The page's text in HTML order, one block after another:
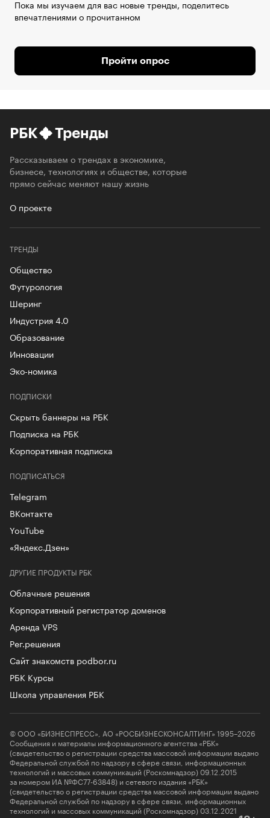
Пока мы изучаем для вас новые тренды, поделитесь
впечатлениями о прочитанном
Пройти опрос
РБК Тренды
Рассказываем о трендах в экономике,
бизнесе, технологиях и обществе, которые
прямо сейчас меняют нашу жизнь
О проекте
ТРЕНДЫ
Общество
Футурология
Шеринг
Индустрия 4.0
Образование
Инновации
Эко-номика
ПОДПИСКИ
Скрыть баннеры на РБК
Подписка на РБК
Корпоративная подписка
ДРУГИЕ ПРОДУКТЫ РБК
Облачные решения
Корпоративный регистратор доменов
Аренда VPS
Рег.решения
Сайт знакомств podbor.ru
РБК Курсы
Школа управления РБК
ПОДПИСАТЬСЯ
Telegram
ВКонтакте
YouTube
«Яндекс.Дзен»
© ООО «БИЗНЕСПРЕСС», АО «РОСБИЗНЕСКОНСАЛТИНГ» 1995–2026
Сообщения и материалы информационного агентства «РБК»
(свидетельство о регистрации средства массовой информации выдано
Федеральной службой по надзору в сфере связи, информационных
технологий и массовых коммуникаций (Роскомнадзор) 09.12.2015
за номером ИА №ФС77-63848) и сетевого издания «РБК»
(свидетельство о регистрации средства массовой информации выдано
Федеральной службой по надзору в сфере связи, информационных
технологий и массовых коммуникаций (Роскомнадзор) 03.12.2021